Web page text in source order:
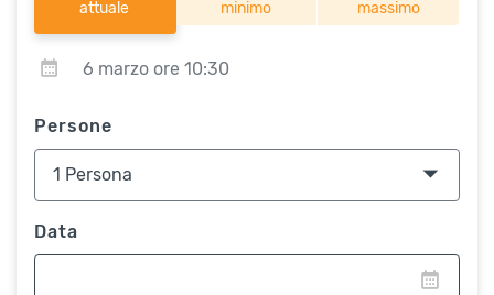
attuale
minimo
massimo
6 marzo ore 10:30
Persone
Data